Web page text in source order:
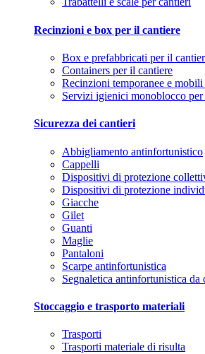
Recinzioni e box per il cantiere
Box e prefabbricati per il
Containers per il cantiere
Recinzioni temporanee e
Servizi igienici monoblocco per
Sicurezza dei cantieri
Abbigliamento antinfortunistico
Cappelli
Dispositivi di protezione
Dispositivi di protezione
Giacche
Gilet
Guanti
Maglie
Pantaloni
Scarpe antinfortunistica
Segnaletica antinfortunistica da
Stoccaggio e trasporto materiali
Trasporti
Trasporti materiale di risulta